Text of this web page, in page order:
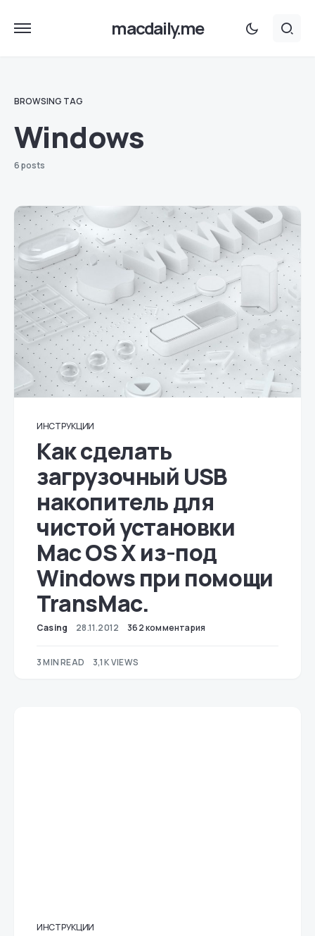
macdaily.me
BROWSING TAG
Windows
6 posts
ИНСТРУКЦИИ
Как сделать
загрузочный USB
накопитель для
чистой установки
Mac OS X из-под
Windows при помощи
TransMac.
Casing 28.11.2012 362 комментария
3 MIN READ 3,1K VIEWS
ИНСТРУКЦИИ